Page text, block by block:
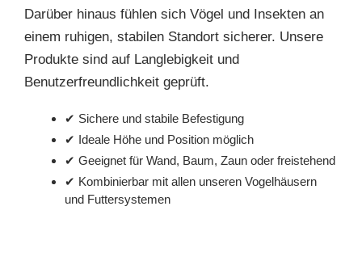
Darüber hinaus fühlen sich Vögel und Insekten an
einem ruhigen, stabilen Standort sicherer. Unsere
Produkte sind auf Langlebigkeit und
Benutzerfreundlichkeit geprüft.
✔ Sichere und stabile Befestigung
✔ Ideale Höhe und Position möglich
✔ Geeignet für Wand, Baum, Zaun oder freistehend
✔ Kombinierbar mit allen unseren Vogelhäusern
und Futtersystemen